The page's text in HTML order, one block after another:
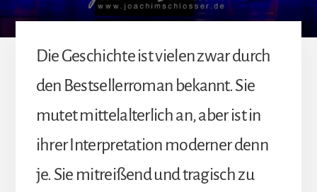
Die Geschichte ist vielen zwar durch
den Bestsellerroman bekannt. Sie
mutet mittelalterlich an, aber ist in
ihrer Interpretation moderner denn
je. Sie mitreißend und tragisch zu